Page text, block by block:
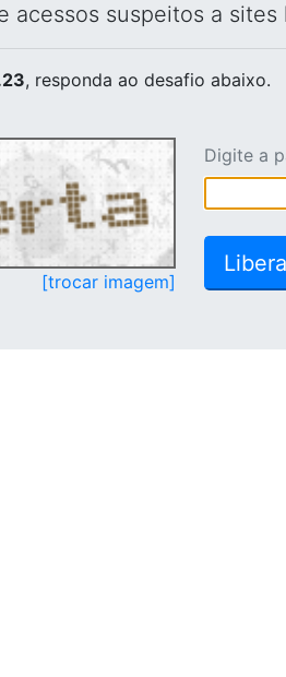
acessos suspeitos a
, responda ao desafio abaixo.
[trocar imagem]
Digite a